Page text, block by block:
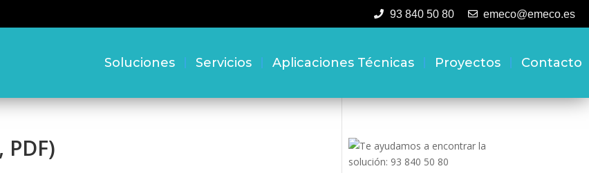
93 840 50 80 emeco@emeco.es
Soluciones Servicios Aplicaciones Técnicas Proyectos Contacto